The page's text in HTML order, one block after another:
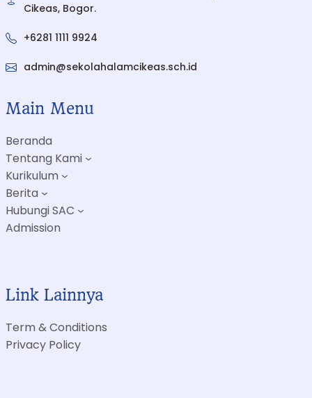
Cikeas, Bogor.
+6281 1111 9924
admin@sekolahalamcikeas.sch.id
Main Menu
Beranda
Tentang Kami
Kurikulum
Berita
Hubungi SAC
Admission
Link Lainnya
Term & Conditions
Privacy Policy